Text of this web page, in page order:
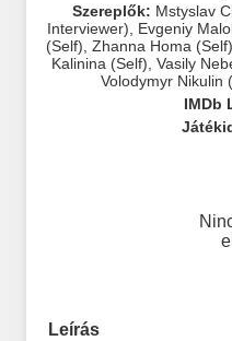
Szereplők: Mstyslav
Interviewer)
Evgeniy
(Self) Zhanna Homa (Self)
Kalinina (Self) Vasily
Volodymyr Nikulin
IMDb
Leírás